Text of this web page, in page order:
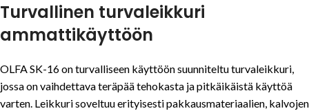
Turvallinen turvaleikkuri
ammattikäyttöön
OLFA SK-16 on turvalliseen käyttöön suunniteltu turvaleikkuri,
jossa on vaihdettava teräpää tehokasta ja pitkäikäistä käyttöä
varten. Leikkuri soveltuu erityisesti pakkausmateriaalien, kalvojen